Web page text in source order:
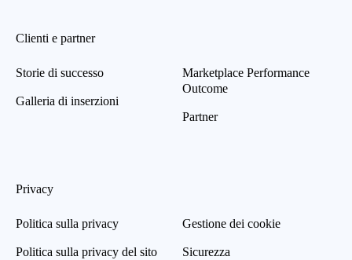
Clienti e partner
Storie di successo
Galleria di inserzioni
Marketplace Performance
Outcome
Partner
Privacy
Politica sulla privacy
Politica sulla privacy del sito
Gestione dei cookie
Sicurezza